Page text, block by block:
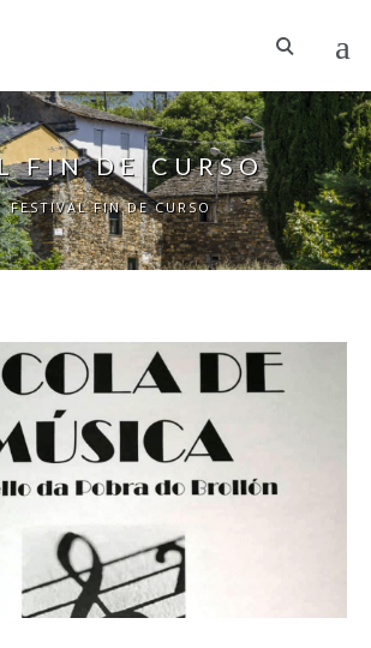
FIN DE CURSO
FESTIVAL FIN DE CURSO